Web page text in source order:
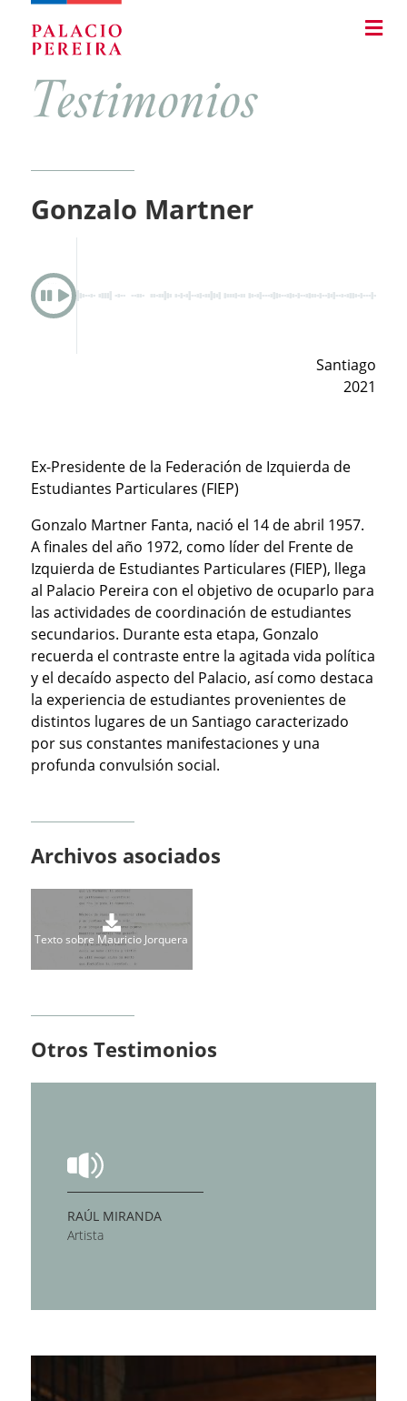
Pasar
contenido
principal
main
navigation
Gonzalo Martner
Ex-Presidente de la Federación de Izquierda de
Estudiantes Particulares (FIEP)
Gonzalo Martner Fanta, nació el 14 de abril 1957.
A finales del año 1972, como líder del Frente de
Izquierda de Estudiantes Particulares (FIEP), llega
al Palacio Pereira con el objetivo de ocuparlo para
las actividades de coordinación de estudiantes
secundarios. Durante esta etapa, Gonzalo
recuerda el contraste entre la agitada vida política
y el decaído aspecto del Palacio, así como destaca
la experiencia de estudiantes provenientes de
distintos lugares de un Santiago caracterizado
por sus constantes manifestaciones y una
profunda convulsión social.
Santiago
2021
Archivos asociados
Texto sobre Mauricio Jorquera
Otros Testimonios
RAÚL MIRANDA
Artista